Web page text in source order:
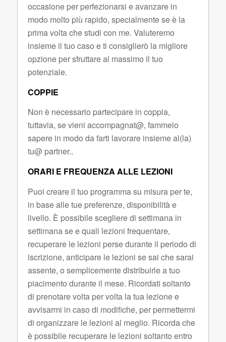
occasione per perfezionarsi e avanzare in
modo molto più rapido, specialmente se è la
prima volta che studi con me. Valuteremo
insieme il tuo caso e ti consiglierò la migliore
opzione per sfruttare al massimo il tuo
potenziale.
COPPIE
Non è necessario partecipare in coppia,
tuttavia, se vieni accompagnat@, fammelo
sapere in modo da farti lavorare insieme al(la)
tu@ partner..
ORARI E FREQUENZA ALLE LEZIONI
Puoi creare il tuo programma su misura per te,
in base alle tue preferenze, disponibilità e
livello. È possibile scegliere di settimana in
settimana se e quali lezioni frequentare,
recuperare le lezioni perse durante il periodo di
iscrizione, anticipare le lezioni se sai che sarai
assente, o semplicemente distribuirle a tuo
piacimento durante il mese. Ricordati soltanto
di prenotare volta per volta la tua lezione e
avvisarmi in caso di modifiche, per permettermi
di organizzare le lezioni al meglio. Ricorda che
è possibile recuperare le lezioni soltanto entro